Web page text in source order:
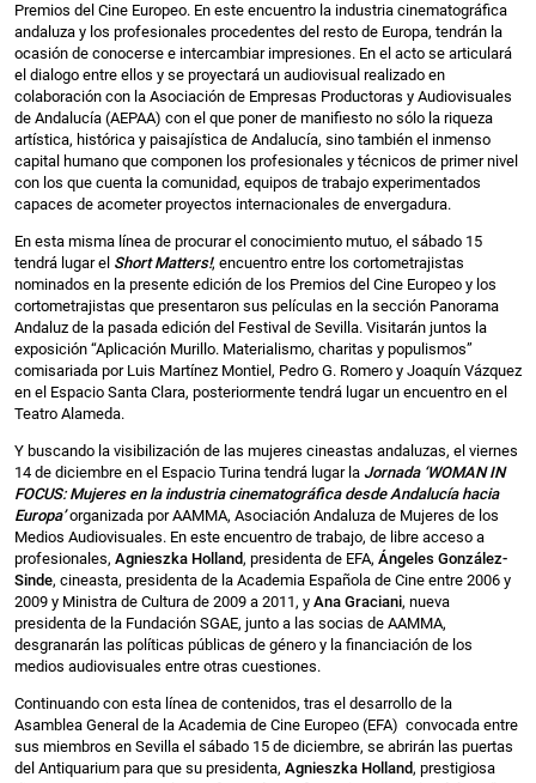
Premios del Cine Europeo. En este encuentro la industria cinematográfica
andaluza y los profesionales procedentes del resto de Europa, tendrán la
ocasión de conocerse e intercambiar impresiones. En el acto se articulará
el dialogo entre ellos y se proyectará un audiovisual realizado en
colaboración con la Asociación de Empresas Productoras y Audiovisuales
de Andalucía (AEPAA) con el que poner de manifiesto no sólo la riqueza
artística, histórica y paisajística de Andalucía, sino también el inmenso
capital humano que componen los profesionales y técnicos de primer nivel
con los que cuenta la comunidad, equipos de trabajo experimentados
capaces de acometer proyectos internacionales de envergadura.
En esta misma línea de procurar el conocimiento mutuo, el sábado 15
tendrá lugar el Short Matters!, encuentro entre los cortometrajistas
nominados en la presente edición de los Premios del Cine Europeo y los
cortometrajistas que presentaron sus películas en la sección Panorama
Andaluz de la pasada edición del Festival de Sevilla. Visitarán juntos la
exposición “Aplicación Murillo. Materialismo, charitas y populismos”
comisariada por Luis Martínez Montiel, Pedro G. Romero y Joaquín Vázquez
en el Espacio Santa Clara, posteriormente tendrá lugar un encuentro en el
Teatro Alameda.
Y buscando la visibilización de las mujeres cineastas andaluzas, el viernes
14 de diciembre en el Espacio Turina tendrá lugar la Jornada ‘WOMAN IN
FOCUS: Mujeres en la industria cinematográfica desde Andalucía hacia
Europa’organizada por AAMMA, Asociación Andaluza de Mujeres de los
Medios Audiovisuales. En este encuentro de trabajo, de libre acceso a
profesionales, Agnieszka Holland, presidenta de EFA, Ángeles González-
Sinde, cineasta, presidenta de la Academia Española de Cine entre 2006 y
2009 y Ministra de Cultura de 2009 a 2011, y Ana Graciani, nueva
presidenta de la Fundación SGAE, junto a las socias de AAMMA,
desgranarán las políticas públicas de género y la financiación de los
medios audiovisuales entre otras cuestiones.
Continuando con esta línea de contenidos, tras el desarrollo de la
Asamblea General de la Academia de Cine Europeo (EFA) convocada entre
sus miembros en Sevilla el sábado 15 de diciembre, se abrirán las puertas
del Antiquarium para que su presidenta, Agnieszka Holland, prestigiosa